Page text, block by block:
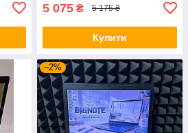
5 075 ₴ 5 175 ₴
Купити
–2%